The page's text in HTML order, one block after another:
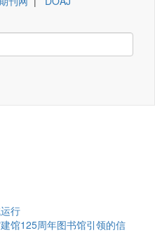
行
馆125周年图书馆引领的信